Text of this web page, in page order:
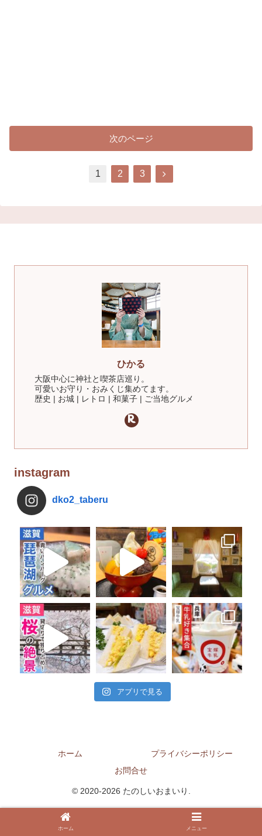
次のページ
1 2 3
次
ひかる
大阪中心に神社と喫茶店巡り。
可愛いお守り・おみくじ集めてます。
歴史 | お城 | レトロ | 和菓子 | ご当地グルメ
instagram
dko2_taberu
アプリで見る
ホーム
プライバシーポリシー
お問合せ
© 2020-2026 たのしいおまいり.
ホーム メニュー